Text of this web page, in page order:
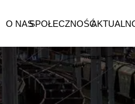
O NASSPOŁECZNOŚĆ